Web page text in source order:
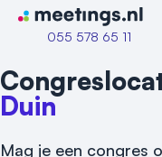
Naar home van
055 578 65 11
Duin
Mag je een congres